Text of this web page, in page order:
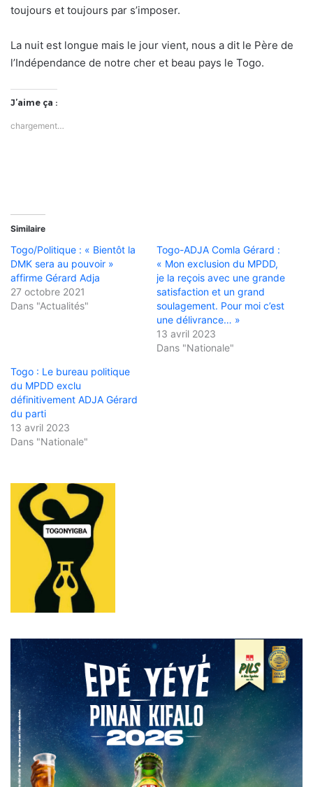
toujours et toujours par s’imposer.
La nuit est longue mais le jour vient, nous a dit le Père de
l’Indépendance de notre cher et beau pays le Togo.
J’aime ça :
chargement…
Similaire
Togo/Politique : « Bientôt la
DMK sera au pouvoir »
affirme Gérard Adja
27 octobre 2021
Dans "Actualités"
Togo-ADJA Comla Gérard :
« Mon exclusion du MPDD,
je la reçois avec une grande
satisfaction et un grand
soulagement. Pour moi c’est
une délivrance… »
13 avril 2023
Dans "Nationale"
Togo : Le bureau politique
du MPDD exclu
définitivement ADJA Gérard
du parti
13 avril 2023
Dans "Nationale"